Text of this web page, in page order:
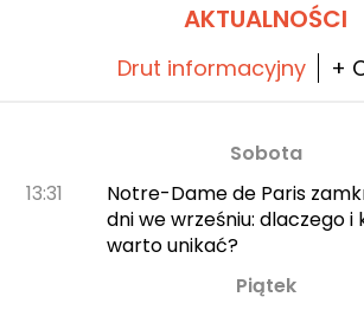
AKTUALNOŚCI
Drut informacyjny +
Sobota
13:31
Notre-Dame de Paris
dni we wrześniu: dlaczego
warto unikać?
Piątek